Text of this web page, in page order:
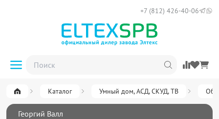
+7 (812) 426-40-06
Каталог Умный дом, АСД, СКУД, ТВ
Георгий Валл